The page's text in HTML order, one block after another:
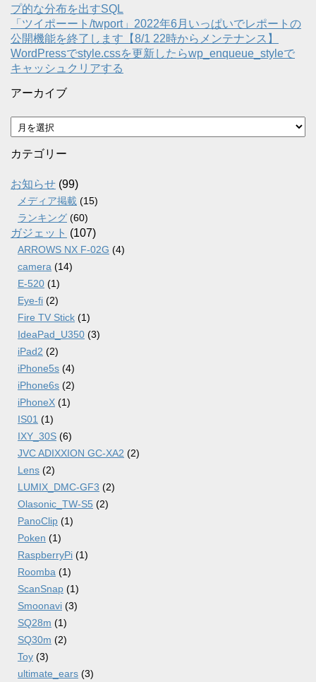
プ的な分布を出すSQL
「ツイポーート/twport」2022年6月いっぱいでレポートの
公開機能を終了します【8/1 22時からメンテナンス】
WordPressでstyle.cssを更新したらwp_enqueue_styleで
キャッシュクリアする
アーカイブ
ア
ー
カ
ブ
カテゴリー
お知らせ (99)
メディア掲載 (15)
ランキング (60)
ガジェット (107)
ARROWS NX F-02G (4)
camera (14)
E-520 (1)
Eye-fi (2)
Fire TV Stick (1)
IdeaPad_U350 (3)
iPad2 (2)
iPhone5s (4)
iPhone6s (2)
iPhoneX (1)
IS01 (1)
IXY_30S (6)
JVC ADIXXION GC-XA2 (2)
Lens (2)
LUMIX_DMC-GF3 (2)
Olasonic_TW-S5 (2)
PanoClip (1)
Poken (1)
RaspberryPi (1)
Roomba (1)
ScanSnap (1)
Smoonavi (3)
SQ28m (1)
SQ30m (2)
Toy (3)
ultimate_ears (3)